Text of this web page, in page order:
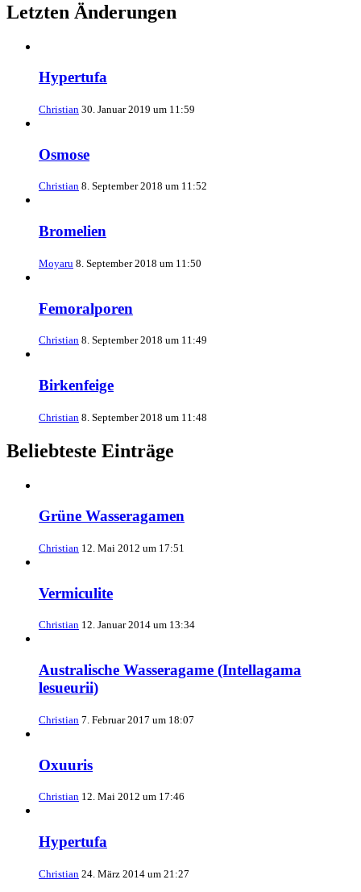
Letzten Änderungen
Hypertufa
Christian 30. Januar 2019 um 11:59
Osmose
Christian 8. September 2018 um 11:52
Bromelien
Moyaru 8. September 2018 um 11:50
Femoralporen
Christian 8. September 2018 um 11:49
Birkenfeige
Christian 8. September 2018 um 11:48
Beliebteste Einträge
Grüne Wasseragamen
Christian 12. Mai 2012 um 17:51
Vermiculite
Christian 12. Januar 2014 um 13:34
Australische Wasseragame (Intellagama
lesueurii)
Christian 7. Februar 2017 um 18:07
Oxuuris
Christian 12. Mai 2012 um 17:46
Hypertufa
Christian 24. März 2014 um 21:27